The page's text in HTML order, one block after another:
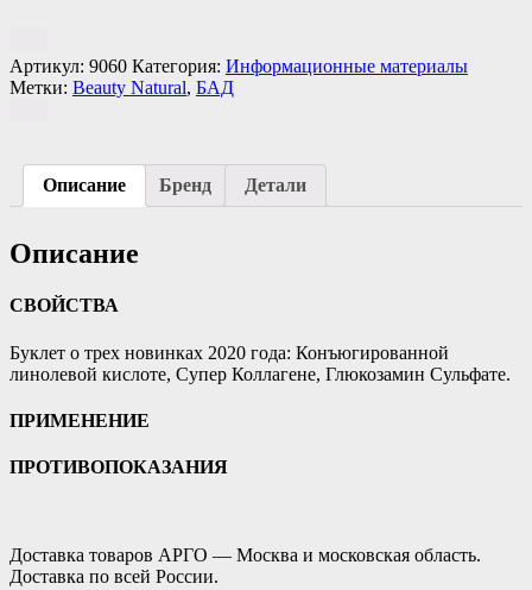
Артикул: 9060 Категория: Информационные материалы
Метки: Beauty Natural, БАД
Описание Бренд Детали
Описание
СВОЙСТВА
Буклет о трех новинках 2020 года: Конъюгированной
линолевой кислоте, Супер Коллагене, Глюкозамин Сульфате.
ПРИМЕНЕНИЕ
ПРОТИВОПОКАЗАНИЯ
Доставка товаров АРГО — Москва и московская область.
Доставка по всей России.